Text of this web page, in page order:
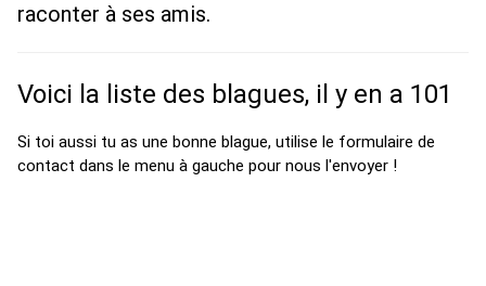
raconter à ses amis.
Voici la liste des blagues, il y en a 101
Si toi aussi tu as une bonne blague, utilise le formulaire de
contact dans le menu à gauche pour nous l'envoyer !